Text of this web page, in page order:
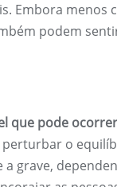
Embora menos
podem
que pode
o
grave,